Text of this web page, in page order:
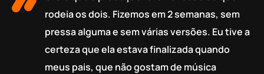
rodeia os dois. Fizemos em 2 semanas, sem
pressa alguma e sem várias versões. Eu tive a
certeza que ela estava finalizada quando
meus pais, que não gostam de música